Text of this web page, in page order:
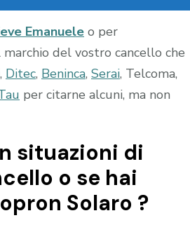
Emanuele o per
del vostro cancello che
, Ditec, Beninca, Serai, Telcoma,
per citarne alcuni, ma non
situazioni di
o se hai
Solaro ?